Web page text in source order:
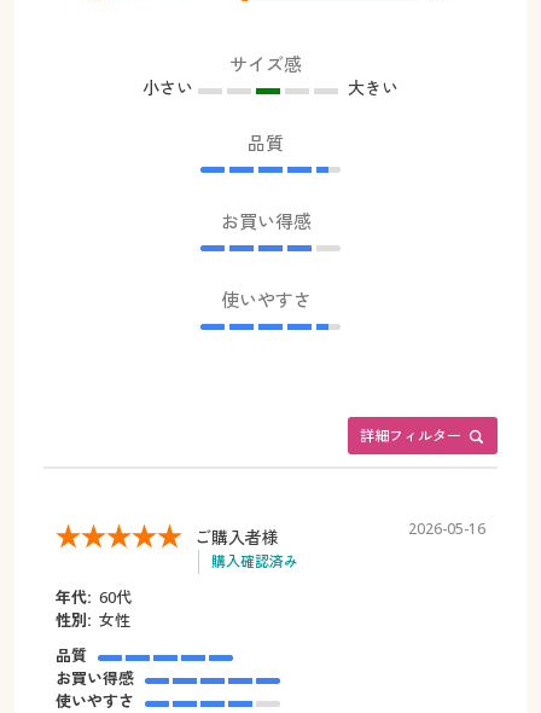
サイズ感
小さい 大きい
品質
お買い得感
使いやすさ
詳細フィルター
ご購入者様
購入確認済み
2026-05-16
年代: 60代
性別: 女性
品質
お買い得感
使いやすさ